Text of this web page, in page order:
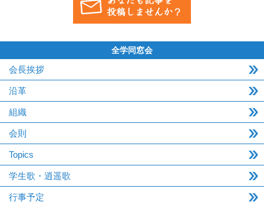
全学同窓会
会長挨拶
沿革
組織
会則
Topics
学生歌・逍遥歌
行事予定